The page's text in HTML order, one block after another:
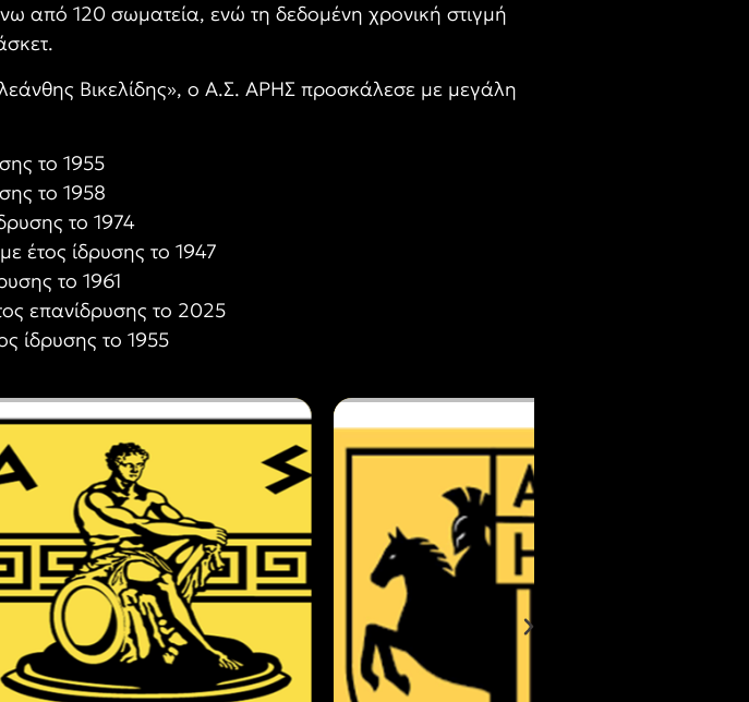
από 120 σωματεία, ενώ τη δεδομένη χρονική στιγμή
Βικελίδης», ο Α.Σ. ΑΡΗΣ προσκάλεσε με μεγάλη
το 1955
το 1958
το 1974
έτος ίδρυσης το 1947
το 1961
επανίδρυσης το 2025
ίδρυσης το 1955